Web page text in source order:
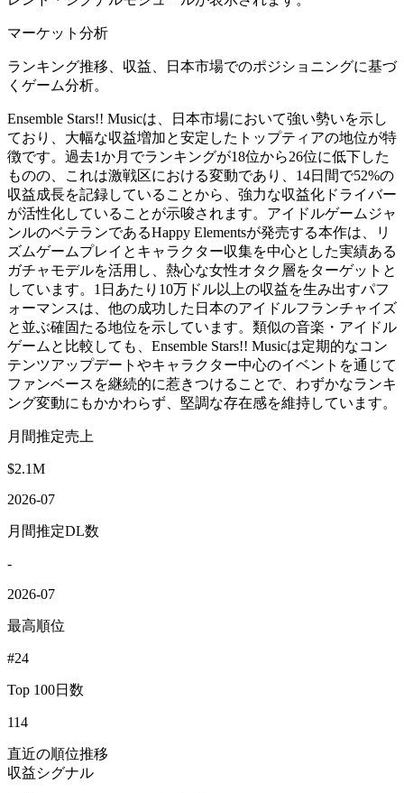
マーケット分析
ランキング推移、収益、日本市場でのポジショニングに基づ
くゲーム分析。
Ensemble Stars!! Musicは、日本市場において強い勢いを示し
ており、大幅な収益増加と安定したトップティアの地位が特
徴です。過去1か月でランキングが18位から26位に低下した
ものの、これは激戦区における変動であり、14日間で52%の
収益成長を記録していることから、強力な収益化ドライバー
が活性化していることが示唆されます。アイドルゲームジャ
ンルのベテランであるHappy Elementsが発売する本作は、リ
ズムゲームプレイとキャラクター収集を中心とした実績ある
ガチャモデルを活用し、熱心な女性オタク層をターゲットと
しています。1日あたり10万ドル以上の収益を生み出すパフ
ォーマンスは、他の成功した日本のアイドルフランチャイズ
と並ぶ確固たる地位を示しています。類似の音楽・アイドル
ゲームと比較しても、Ensemble Stars!! Musicは定期的なコン
テンツアップデートやキャラクター中心のイベントを通じて
ファンベースを継続的に惹きつけることで、わずかなランキ
ング変動にもかかわらず、堅調な存在感を維持しています。
月間推定売上
$2.1M
2026-07
月間推定DL数
-
2026-07
最高順位
#24
Top 100日数
114
直近の順位推移
収益シグナル